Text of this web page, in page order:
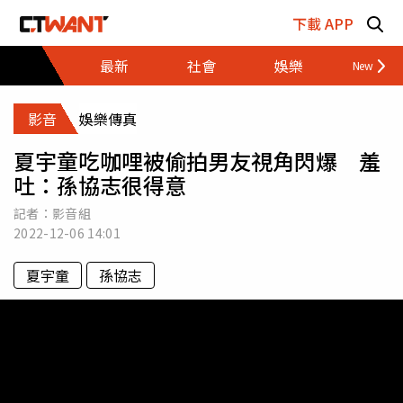
下載 APP
最新
社會 娛樂 財經
影音 娛樂傳真
夏宇童吃咖哩被偷拍男友視角閃爆 羞
吐：孫協志很得意
記者：影音組
2022-12-06 14:01
夏宇童 孫協志